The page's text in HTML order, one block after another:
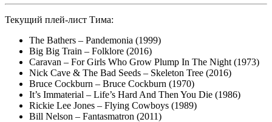
Текущий плей-лист Тима:
The Bathers – Pandemonia (1999)
Big Big Train – Folklore (2016)
Caravan – For Girls Who Grow Plump In The Night (1973)
Nick Cave & The Bad Seeds – Skeleton Tree (2016)
Bruce Cockburn – Bruce Cockburn (1970)
It’s Immaterial – Life’s Hard And Then You Die (1986)
Rickie Lee Jones – Flying Cowboys (1989)
Bill Nelson – Fantasmatron (2011)